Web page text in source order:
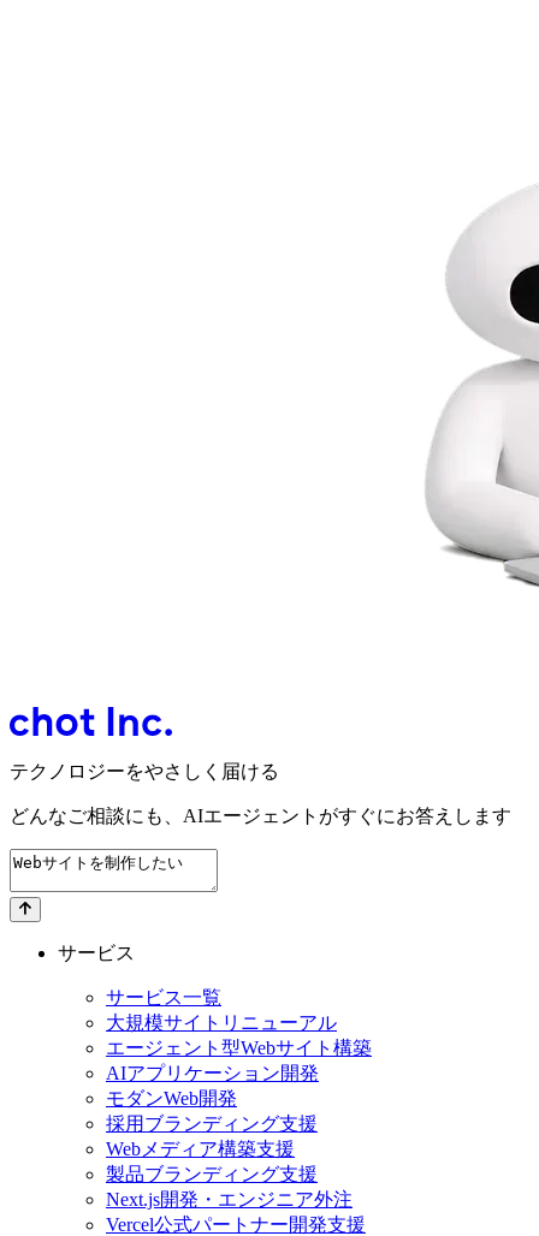
テクノロジーをやさしく届ける
どんなご相談にも、 AIエージェントがすぐにお答えします
サービス
サービス一覧
大規模サイトリニューアル
エージェント型Webサイト構築
AIアプリケーション開発
モダンWeb開発
採用ブランディング支援
Webメディア構築支援
製品ブランディング支援
Next.js開発・エンジニア外注
Vercel公式パートナー開発支援